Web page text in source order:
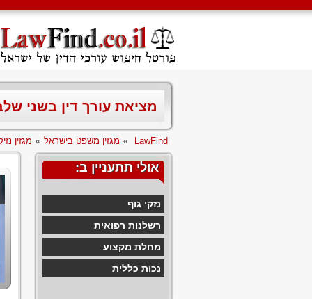
מציאת עורך דין בשני
LawFind
» מגזין משפט בישראל » מגזין
אולי תתעניין ב:
נזקי גוף
רשלנות רפואית
מחלת מקצוע
נכות כללית